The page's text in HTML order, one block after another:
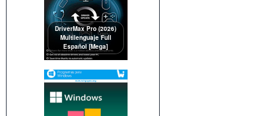
DriverMax Pro (2026)
Multilenguaje Full
Español [Mega]